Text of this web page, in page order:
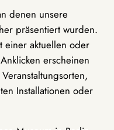
denen unsere
präsentiert wurden.
einer aktuellen oder
erscheinen
Installationen oder